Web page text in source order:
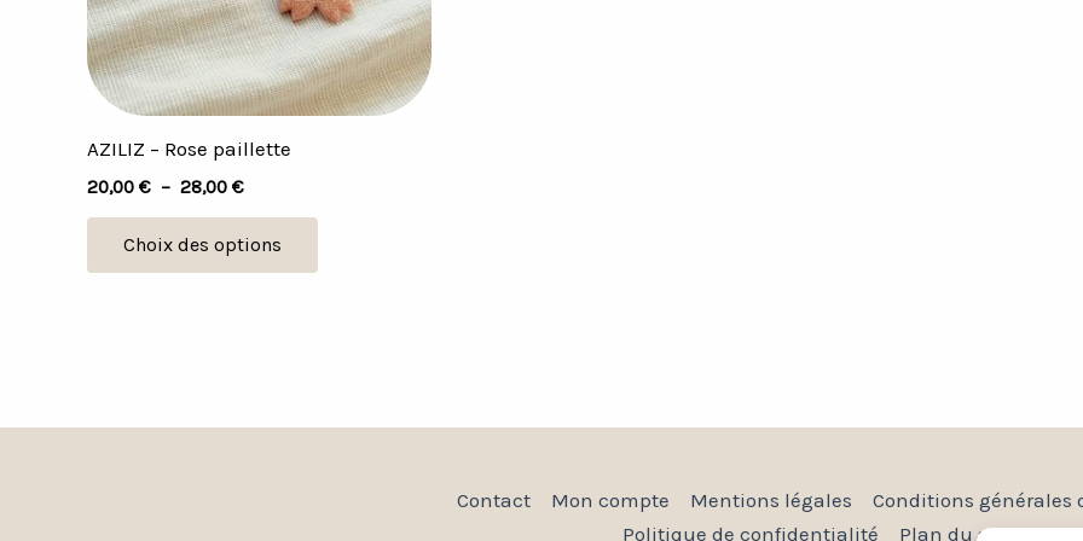
AZILIZ – Rose paillette
20,00 € – 28,00 €
Choix des options
peuvent
être
choisies
du
Contact Mon compte Mentions légales
Conditions générales
Politique de confidentialité
Plan du site